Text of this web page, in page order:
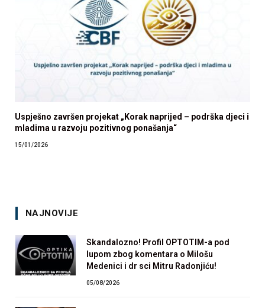
Uspješno završen projekat „Korak naprijed – podrška djeci i
mladima u razvoju pozitivnog ponašanja“
15/01/2026
NAJNOVIJE
Skandalozno! Profil OPTOTIM-a pod
lupom zbog komentara o Milošu
Medenici i dr sci Mitru Radonjiću!
05/08/2026